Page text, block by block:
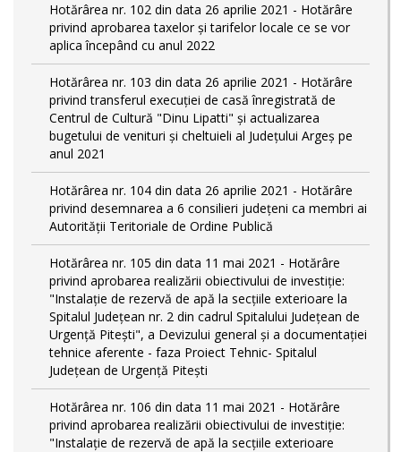
Hotărârea nr. 102 din data 26 aprilie 2021 - Hotărâre
privind aprobarea taxelor și tarifelor locale ce se vor
aplica începând cu anul 2022
Hotărârea nr. 103 din data 26 aprilie 2021 - Hotărâre
privind transferul execuției de casă înregistrată de
Centrul de Cultură "Dinu Lipatti" și actualizarea
bugetului de venituri și cheltuieli al Județului Argeș pe
anul 2021
Hotărârea nr. 104 din data 26 aprilie 2021 - Hotărâre
privind desemnarea a 6 consilieri județeni ca membri ai
Autorității Teritoriale de Ordine Publică
Hotărârea nr. 105 din data 11 mai 2021 - Hotărâre
privind aprobarea realizării obiectivului de investiție:
"Instalație de rezervă de apă la secțiile exterioare la
Spitalul Județean nr. 2 din cadrul Spitalului Județean de
Urgență Pitești", a Devizului general și a documentației
tehnice aferente - faza Proiect Tehnic- Spitalul
Județean de Urgență Pitești
Hotărârea nr. 106 din data 11 mai 2021 - Hotărâre
privind aprobarea realizării obiectivului de investiție:
"Instalație de rezervă de apă la secțiile exterioare